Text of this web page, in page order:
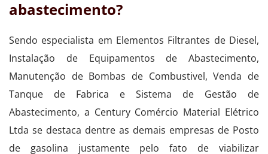
abastecimento?
Sendo especialista em Elementos Filtrantes de Diesel,
Instalação de Equipamentos de Abastecimento,
Manutenção de Bombas de Combustivel, Venda de
Tanque de Fabrica e Sistema de Gestão de
Abastecimento, a Century Comércio Material Elétrico
Ltda se destaca dentre as demais empresas de Posto
de gasolina justamente pelo fato de viabilizar